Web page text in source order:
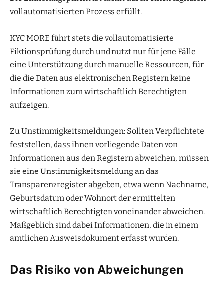
vollautomatisierten Prozess erfüllt.
KYC MORE führt stets die vollautomatisierte
Fiktionsprüfung durch und nutzt nur für jene Fälle
eine Unterstützung durch manuelle Ressourcen, für
die die Daten aus elektronischen Registern keine
Informationen zum wirtschaftlich Berechtigten
aufzeigen.
Zu Unstimmigkeitsmeldungen: Sollten Verpflichtete
feststellen, dass ihnen vorliegende Daten von
Informationen aus den Registern abweichen, müssen
sie eine Unstimmigkeitsmeldung an das
Transparenzregister abgeben, etwa wenn Nachname,
Geburtsdatum oder Wohnort der ermittelten
wirtschaftlich Berechtigten voneinander abweichen.
Maßgeblich sind dabei Informationen, die in einem
amtlichen Ausweisdokument erfasst wurden.
Das Risiko von Abweichungen